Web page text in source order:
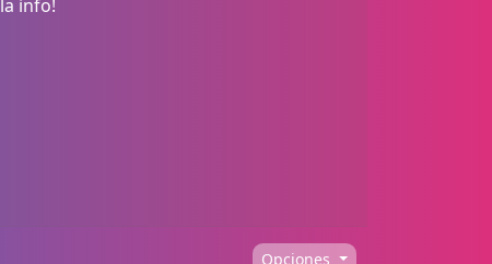
info!
Opciones